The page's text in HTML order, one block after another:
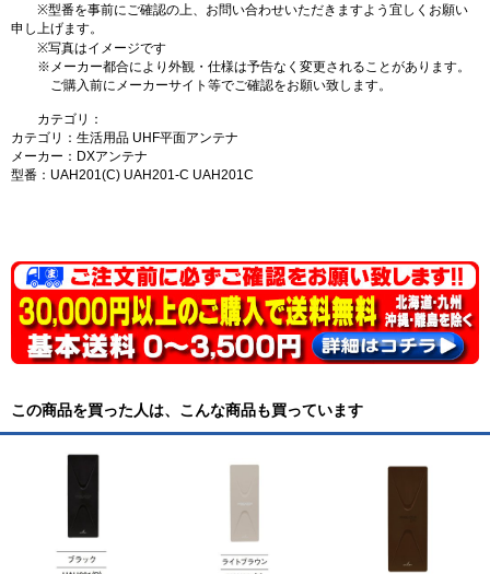
※型番を事前にご確認の上、お問い合わせいただきますよう宜しくお願い
申し上げます。
※写真はイメージです
※メーカー都合により外観・仕様は予告なく変更されることがあります。
ご購入前にメーカーサイト等でご確認をお願い致します。
カテゴリ：
カテゴリ：生活用品 UHF平面アンテナ
メーカー：DXアンテナ
型番：UAH201(C) UAH201-C UAH201C
この商品を買った人は、こんな商品も買っています